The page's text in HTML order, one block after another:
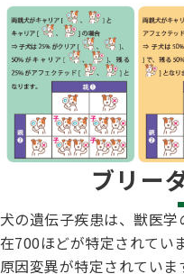
ブリー
犬の遺伝子疾患は、獣医
在700ほどが特定されてい
原因変異が特定されていま